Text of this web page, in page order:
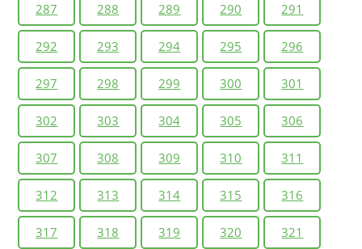
287 288 289 290 291
292 293 294 295 296
297 298 299 300 301
302 303 304 305 306
307 308 309 310 311
312 313 314 315 316
317 318 319 320 321